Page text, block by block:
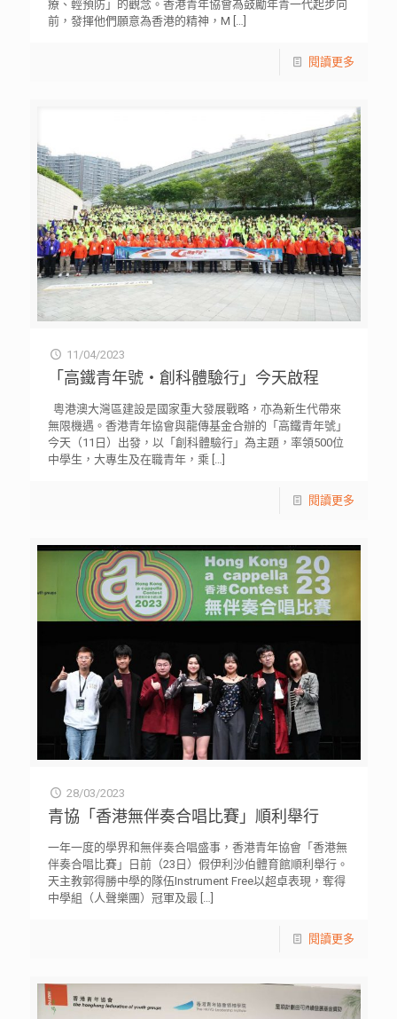
療、輕預防」的觀念。香港青年協會為鼓勵年青一代起步向
前，發揮他們願意為香港的精神，M […]
閱讀更多
11/04/2023
「高鐵青年號‧創科體驗行」今天啟程
粵港澳大灣區建設是國家重大發展戰略，亦為新生代帶來
無限機遇。香港青年協會與龍傳基金合辦的「高鐵青年號」
今天（11日）出發，以「創科體驗行」為主題，率領500位
中學生，大專生及在職青年，乘 […]
閱讀更多
28/03/2023
青協「香港無伴奏合唱比賽」順利舉行
一年一度的學界和無伴奏合唱盛事，香港青年協會「香港無
伴奏合唱比賽」日前（23日）假伊利沙伯體育館順利舉行。
天主教郭得勝中學的隊伍Instrument Free以超卓表現，奪得
中學組（人聲樂團）冠軍及最[…]
閱讀更多